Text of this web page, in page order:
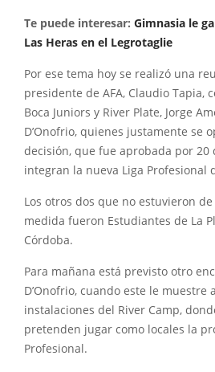
Te puede interesar: Gimnasia le
Las Heras en el Legrotaglie
Por ese tema hoy se realizó una
presidente de AFA, Claudio Tapia,
Boca Juniors y River Plate, Jorge
D’Onofrio, quienes justamente se
decisión, que fue aprobada por 20
integran la nueva Liga Profesional
Los otros dos que no estuvieron
medida fueron Estudiantes de La
Córdoba.
Para mañana está previsto otro
D’Onofrio, cuando este le muestre
instalaciones del River Camp,
pretenden jugar como locales la
Profesional.